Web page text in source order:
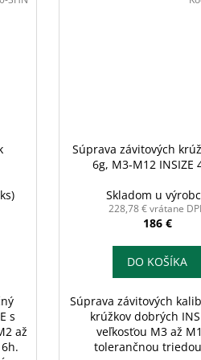
s
až
Súprava závitových
6g, M3-M12 INSIZE
Skladom u
228,78 € vrátane
186 €
DO KOŠÍKA
Súprava závitových
krúžkov dobrých
veľkosťou M3 až
tolerančnou